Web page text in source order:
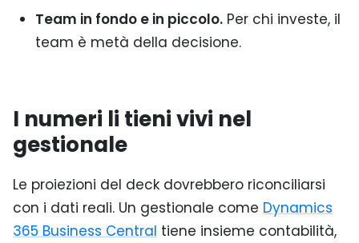
Team in fondo e in piccolo.Per chi investe, il
team è metà della decisione.
I numeri li tieni vivi nel
gestionale
Le proiezioni del deck dovrebbero riconciliarsi
con i dati reali. Un gestionale come Dynamics
365 Business Central tiene insieme contabilità,